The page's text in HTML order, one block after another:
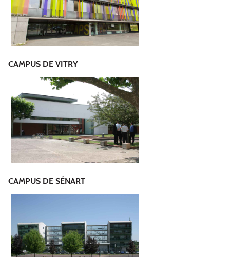
CAMPUS DE VITRY
CAMPUS DE SÉNART